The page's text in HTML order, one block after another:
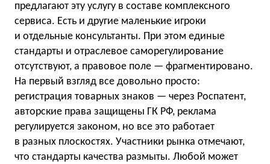
предлагают эту услугу в составе комплексного
сервиса. Есть и другие маленькие игроки
и отдельные консультанты. При этом единые
стандарты и отраслевое саморегулирование
отсутствуют, а правовое поле — фрагментировано.
На первый взгляд все довольно просто:
регистрация товарных знаков — через Роспатент,
авторские права защищены ГК РФ, реклама
регулируется законом, но все это работает
в разных плоскостях. Участники рынка отмечают,
что стандарты качества размыты. Любой может